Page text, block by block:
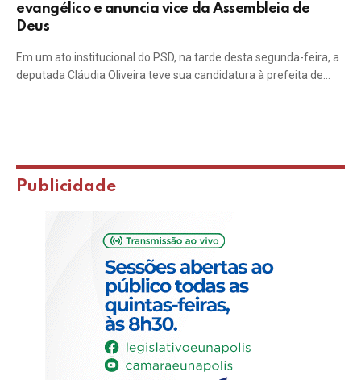
evangélico e anuncia vice da Assembleia de
Deus
Em um ato institucional do PSD, na tarde desta segunda-feira, a
deputada Cláudia Oliveira teve sua candidatura à prefeita de…
Publicidade